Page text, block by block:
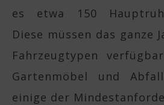
es etwa 150
Diese müssen das ganze
Fahrzeugtypen
Gartenmöbel und
einige der